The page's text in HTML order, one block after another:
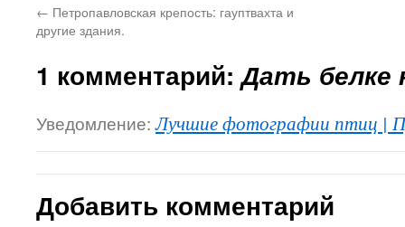
← Петропавловская крепость: гауптвахта и
другие здания.
1 комментарий:Дать белке
Уведомление:Лучшие фотографии птиц |
Добавить комментарий